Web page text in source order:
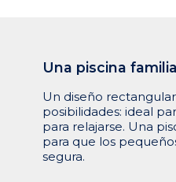
Una piscina
Un diseño
posibilidades: ideal
para relajarse. Una
para que los
segura.